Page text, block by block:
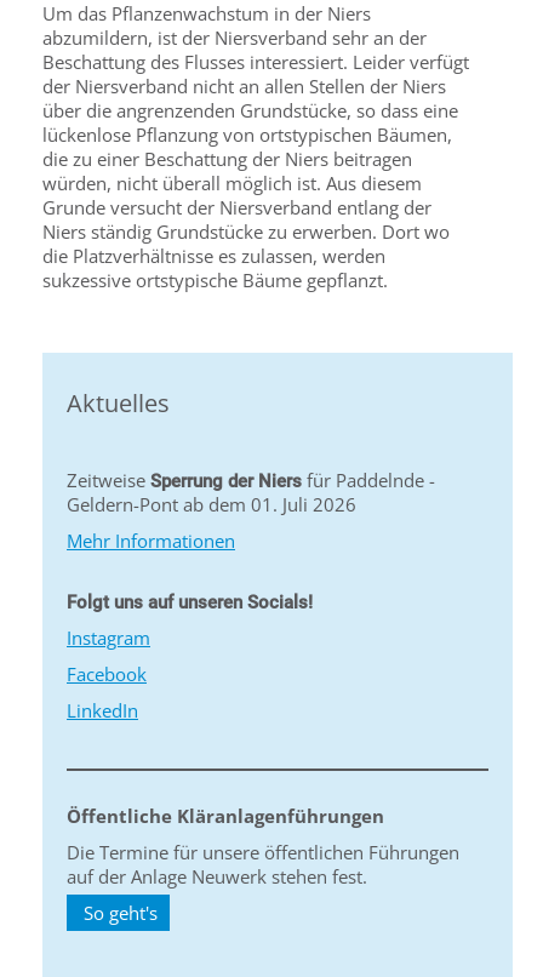
Um das Pflanzenwachstum in der Niers
abzumildern, ist der Niersverband sehr an der
Beschattung des Flusses interessiert. Leider verfügt
der Niersverband nicht an allen Stellen der Niers
über die angrenzenden Grundstücke, so dass eine
lückenlose Pflanzung von ortstypischen Bäumen,
die zu einer Beschattung der Niers beitragen
würden, nicht überall möglich ist. Aus diesem
Grunde versucht der Niersverband entlang der
Niers ständig Grundstücke zu erwerben. Dort wo
die Platzverhältnisse es zulassen, werden
sukzessive ortstypische Bäume gepflanzt.
Aktuelles
Zeitweise Sperrung der Niers für Paddelnde -
Geldern-Pont ab dem 01. Juli 2026
Mehr Informationen
Folgt uns auf unseren Socials!
Instagram
Facebook
LinkedIn
Öffentliche Kläranlagenführungen
Die Termine für unsere öffentlichen Führungen
auf der Anlage Neuwerk stehen fest.
So geht's